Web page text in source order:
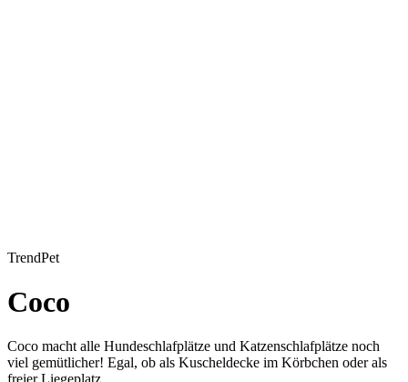
TrendPet
Coco
Coco macht alle Hundeschlafplätze und Katzenschlafplätze noch
viel gemütlicher! Egal, ob als Kuscheldecke im Körbchen oder als